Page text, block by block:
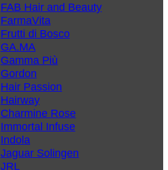
FAB Hair and Beauty
FarmaVita
Frutti di Bosco
GA.MA
Gamma Più
Gordon
Hair Passion
Hairway
Charmine Rose
Immortal Infuse
Indola
Jaguar Solingen
JRL